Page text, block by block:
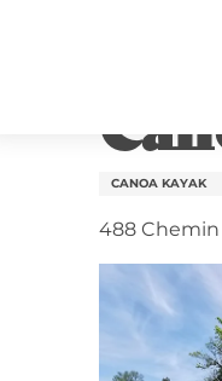
CANOA KAYAK
488 Chemin